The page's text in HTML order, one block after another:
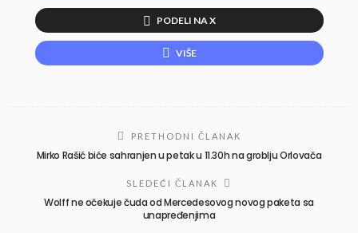
PODELI NA X
VIŠE
PRETHODNI ČLANAK
Mirko Rašić biće sahranjen u petak u 11.30h na groblju Orlovača
SLEDEĆI ČLANAK
Wolff ne očekuje čuda od Mercedesovog novog paketa sa
unapređenjima